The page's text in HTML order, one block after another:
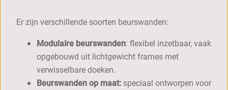
Er zijn verschillende soorten beurswanden:
Modulaire beurswanden: flexibel inzetbaar, vaak
opgebouwd uit lichtgewicht frames met
verwisselbare doeken.
Beurswanden op maat: speciaal ontworpen voor